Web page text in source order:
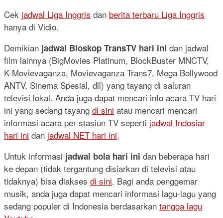
Cek jadwal Liga Inggris dan berita terbaru Liga Inggris
hanya di Vidio.
Demikian jadwal Bioskop TransTV hari ini dan jadwal
film lainnya (BigMovies Platinum, BlockBuster MNCTV,
K-Movievaganza, Movievaganza Trans7, Mega Bollywood
ANTV, Sinema Spesial, dll) yang tayang di saluran
televisi lokal. Anda juga dapat mencari info acara TV hari
ini yang sedang tayang di sini atau mencari mencari
informasi acara per stasiun TV seperti jadwal Indosiar
hari ini dan jadwal NET hari ini.
Untuk informasi jadwal bola hari ini dan beberapa hari
ke depan (tidak tergantung disiarkan di televisi atau
tidaknya) bisa diakses di sini. Bagi anda penggemar
musik, anda juga dapat mencari informasi lagu-lagu yang
sedang populer di Indonesia berdasarkan tangga lagu